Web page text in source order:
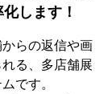
します！
らの返信や画
る、多店舗展
です。